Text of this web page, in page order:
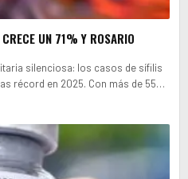
UN 71% Y ROSARIO
silenciosa: los casos de sífilis
récord en 2025. Con más de 55…